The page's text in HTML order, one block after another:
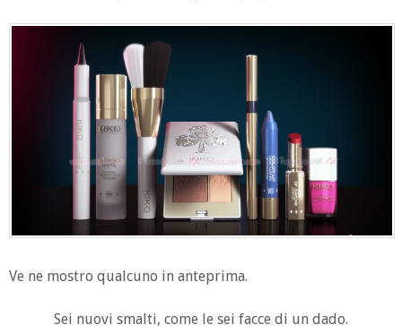
Ve ne mostro qualcuno in anteprima.
Sei nuovi smalti, come le sei facce di un dado.